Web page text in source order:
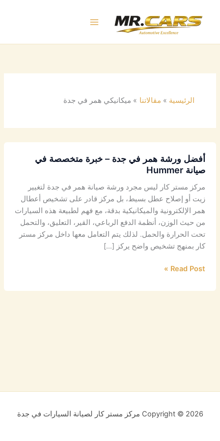
المحتوى
الرئيسية مقالاتنا ميكانيكي همر في جدة
أفضل ورشة همر في جدة – خبرة متخصصة في
صيانة Hummer
مركز مستر كار ليس مجرد ورشة صيانة همر في جدة لتغيير
زيت أو إصلاح عطل بسيط، بل مركز قادر على تشخيص أعطال
همر الإلكترونية والميكانيكية بدقة، مع فهم لطبيعة هذه السيارات
من حيث الوزن، أنظمة الدفع الرباعي، القير، التعليق، والتحمل
تحت الحرارة والحمل. لذلك يتم التعامل معها داخل مركز مستر
كار بمنهج تشخيص واضح يركز […]
Read Post »
Copyright © 2026 مركز مستر كار لصيانة السيارات في جدة